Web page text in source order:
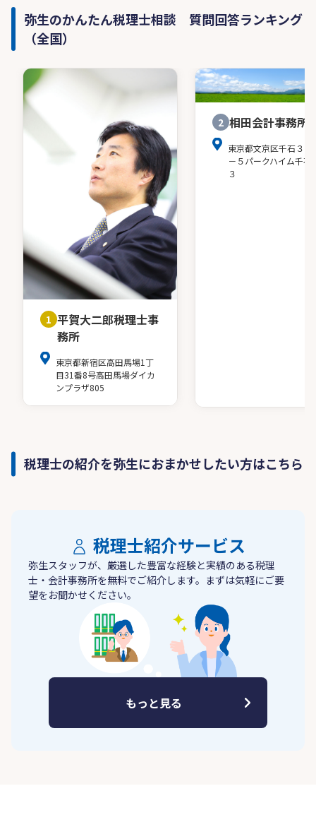
弥生のかんたん税理士相談 質問回答ランキング
（全国）
1 平賀大二郎税理士事
務所
東京都新宿区高田馬場1丁
目31番8号高田馬場ダイカ
ンプラザ805
2 相田会計事務所
東京都文京区千石３－
－５パークハイム千石
３
税理士の紹介を弥生におまかせしたい方はこちら
税理士紹介サービス
弥生スタッフが、厳選した豊富な経験と実績のある税理
士・会計事務所を無料でご紹介します。まずは気軽にご要
望をお聞かせください。
もっと見る